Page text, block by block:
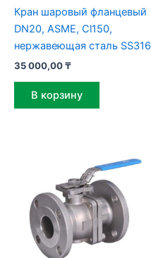
Кран шаровый фланцевый
DN20, ASME, Cl150,
нержавеющая сталь SS316
35 000,00₸
В корзину